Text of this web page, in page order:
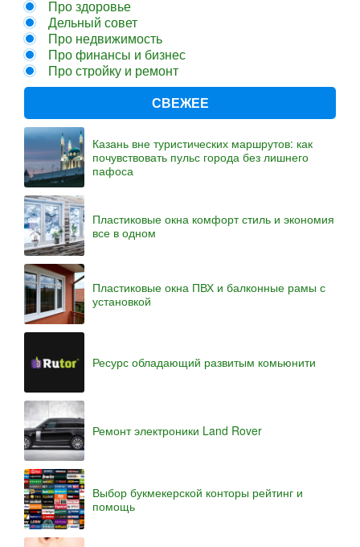
Про здоровье
Дельный совет
Про недвижимость
Про финансы и бизнес
Про стройку и ремонт
СВЕЖЕЕ
Казань вне туристических маршрутов: как
почувствовать пульс города без лишнего
пафоса
Пластиковые окна комфорт стиль и экономия
все в одном
Пластиковые окна ПВХ и балконные рамы с
установкой
Ресурс обладающий развитым комьюнити
Ремонт электроники Land Rover
Выбор букмекерской конторы рейтинг и
помощь